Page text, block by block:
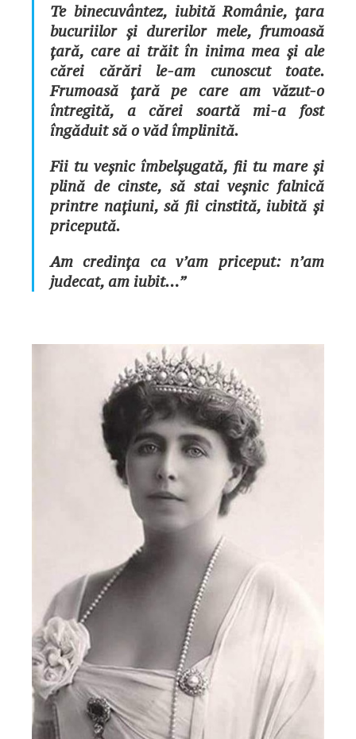
Te binecuvântez, iubită Românie, țara
bucuriilor și durerilor mele, frumoasă
țară, care ai trăit în inima mea și ale
cărei cărări le-am cunoscut toate.
Frumoasă țară pe care am văzut-o
întregită, a cărei soartă mi-a fost
îngăduit să o văd împlinită.
Fii tu veșnic îmbelșugată, fii tu mare și
plină de cinste, să stai veșnic falnică
printre națiuni, să fii cinstită, iubită și
pricepută.
Am credința ca v’am priceput: n’am
judecat, am iubit…”